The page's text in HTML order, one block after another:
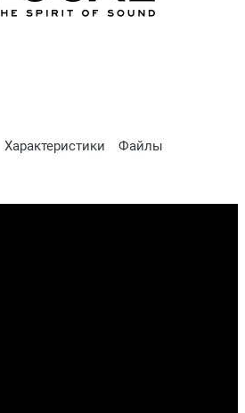
Характеристики Файлы